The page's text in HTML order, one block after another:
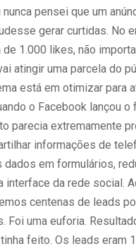
nunca pensei que um
gerar curtidas. No
de 1.000 likes, não
atingir uma parcela do
está em otimizar para
o Facebook lançou
parecia extremamente
informações de
em formulários,
interface da rede social.
centenas de leads
Foi uma euforia.
feito. Os leads eram